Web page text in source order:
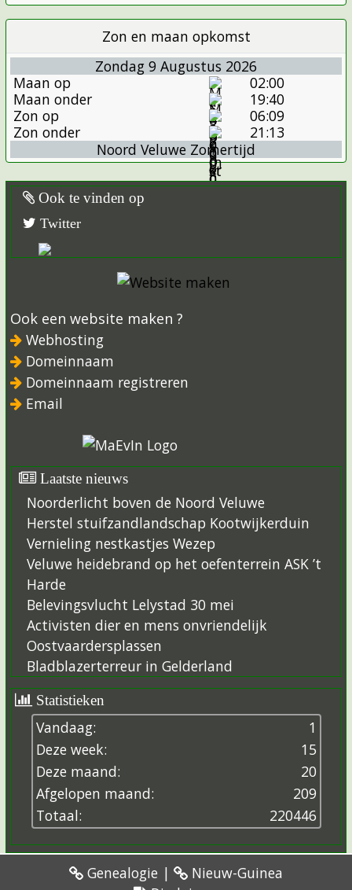
Zon en maan opkomst
Zondag 9 Augustus 2026
Maan op
02:00
Maan onder
19:40
Zon op
06:09
Zon onder
21:13
Noord Veluwe Zomertijd
Ook te vinden op
Twitter
Ook een website maken ?
Webhosting
Domeinnaam
Domeinnaam registreren
Email
Laatste nieuws
Noorderlicht boven de Noord Veluwe
Herstel stuifzandlandschap Kootwijkerduin
Vernieling nestkastjes Wezep
Veluwe heidebrand op het oefenterrein ASK ’t
Harde
Belevingsvlucht Lelystad 30 mei
Activisten dier en mens onvriendelijk
Oostvaardersplassen
Bladblazerterreur in Gelderland
Statistieken
Vandaag:
1
Deze week:
15
Deze maand:
20
Afgelopen maand:
209
Totaal:
220446
Genealogie |
Nieuw-Guinea